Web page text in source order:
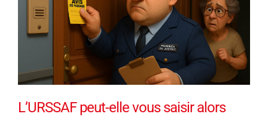
L’URSSAF peut-elle vous saisir alors